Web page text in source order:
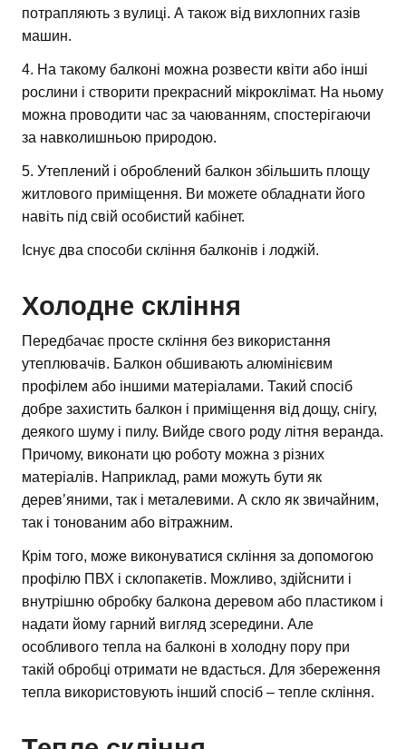
потрапляють з вулиці. А також від вихлопних газів
машин.
4. На такому балконі можна розвести квіти або інші
рослини і створити прекрасний мікроклімат. На ньому
можна проводити час за чаюванням, спостерігаючи
за навколишньою природою.
5. Утеплений і оброблений балкон збільшить площу
житлового приміщення. Ви можете обладнати його
навіть під свій особистий кабінет.
Існує два способи скління балконів і лоджій.
Холодне скління
Передбачає просте скління без використання
утеплювачів. Балкон обшивають алюмінієвим
профілем або іншими матеріалами. Такий спосіб
добре захистить балкон і приміщення від дощу, снігу,
деякого шуму і пилу. Вийде свого роду літня веранда.
Причому, виконати цю роботу можна з різних
матеріалів. Наприклад, рами можуть бути як
дерев’яними, так і металевими. А скло як звичайним,
так і тонованим або вітражним.
Крім того, може виконуватися скління за допомогою
профілю ПВХ і склопакетів. Можливо, здійснити і
внутрішню обробку балкона деревом або пластиком і
надати йому гарний вигляд зсередини. Але
особливого тепла на балконі в холодну пору при
такій обробці отримати не вдасться. Для збереження
тепла використовують інший спосіб – тепле скління.